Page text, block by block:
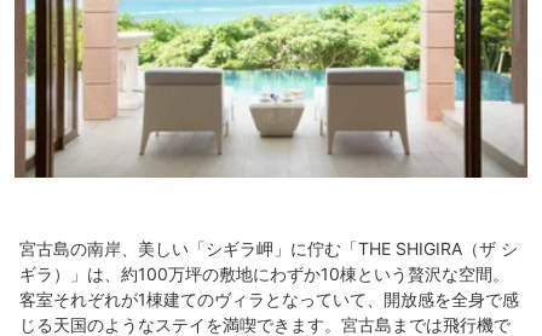
宮古島の南岸、美しい「シギラ岬」に佇む「THE SHIGIRA（ザ シ
ギラ）」は、約100万坪の敷地にわずか10棟という贅沢な空間。
客室それぞれが1棟建てのヴィラとなっていて、開放感を全身で感
じる天国のようなステイを満喫できます。宮古島までは飛行機で